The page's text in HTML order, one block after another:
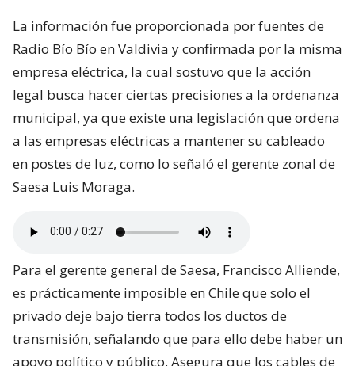
La información fue proporcionada por fuentes de
Radio Bío Bío en Valdivia y confirmada por la misma
empresa eléctrica, la cual sostuvo que la acción
legal busca hacer ciertas precisiones a la ordenanza
municipal, ya que existe una legislación que ordena
a las empresas eléctricas a mantener su cableado
en postes de luz, como lo señaló el gerente zonal de
Saesa Luis Moraga.
Para el gerente general de Saesa, Francisco Alliende,
es prácticamente imposible en Chile que solo el
privado deje bajo tierra todos los ductos de
transmisión, señalando que para ello debe haber un
apoyo político y público. Asegura que los cables de